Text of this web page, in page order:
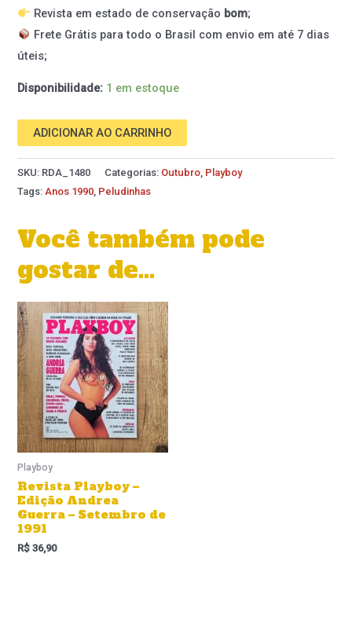
Revista em estado de conservação bom;
Frete Grátis para todo o Brasil com envio em até 7 dias
úteis;
Disponibilidade: 1 em estoque
ADICIONAR AO CARRINHO
SKU: RDA_1480 Categorias: Outubro, Playboy
Tags:Anos 1990, Peludinhas
Você também pode
gostar de…
Playboy
Revista Playboy –
Edição Andrea
Guerra – Setembro de
1991
R$ 36,90